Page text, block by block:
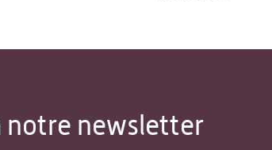
notre newsletter